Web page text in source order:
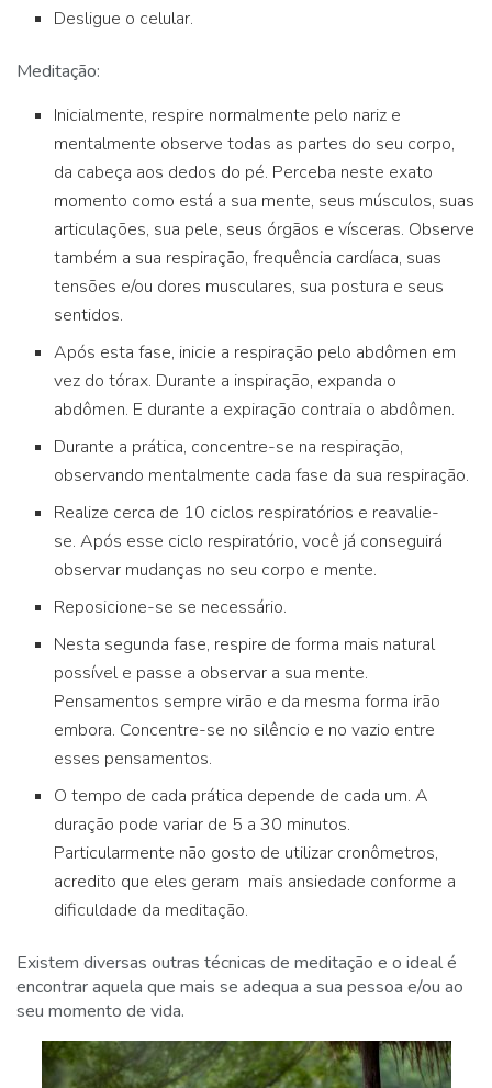
Desligue o celular.
Meditação:
Inicialmente, respire normalmente pelo nariz e
mentalmente observe todas as partes do seu corpo,
da cabeça aos dedos do pé. Perceba neste exato
momento como está a sua mente, seus músculos, suas
articulações, sua pele, seus órgãos e vísceras. Observe
também a sua respiração, frequência cardíaca, suas
tensões e/ou dores musculares, sua postura e seus
sentidos.
Após esta fase, inicie a respiração pelo abdômen em
vez do tórax. Durante a inspiração, expanda o
abdômen. E durante a expiração contraia o abdômen.
Durante a prática, concentre-se na respiração,
observando mentalmente cada fase da sua respiração.
Realize cerca de 10 ciclos respiratórios e reavalie-
se. Após esse ciclo respiratório, você já conseguirá
observar mudanças no seu corpo e mente.
Reposicione-se se necessário.
Nesta segunda fase, respire de forma mais natural
possível e passe a observar a sua mente.
Pensamentos sempre virão e da mesma forma irão
embora. Concentre-se no silêncio e no vazio entre
esses pensamentos.
O tempo de cada prática depende de cada um. A
duração pode variar de 5 a 30 minutos.
Particularmente não gosto de utilizar cronômetros,
acredito que eles geram mais ansiedade conforme a
dificuldade da meditação.
Existem diversas outras técnicas de meditação e o ideal é
encontrar aquela que mais se adequa a sua pessoa e/ou ao
seu momento de vida.